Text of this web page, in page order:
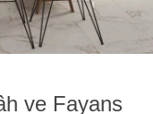
ve Fayans